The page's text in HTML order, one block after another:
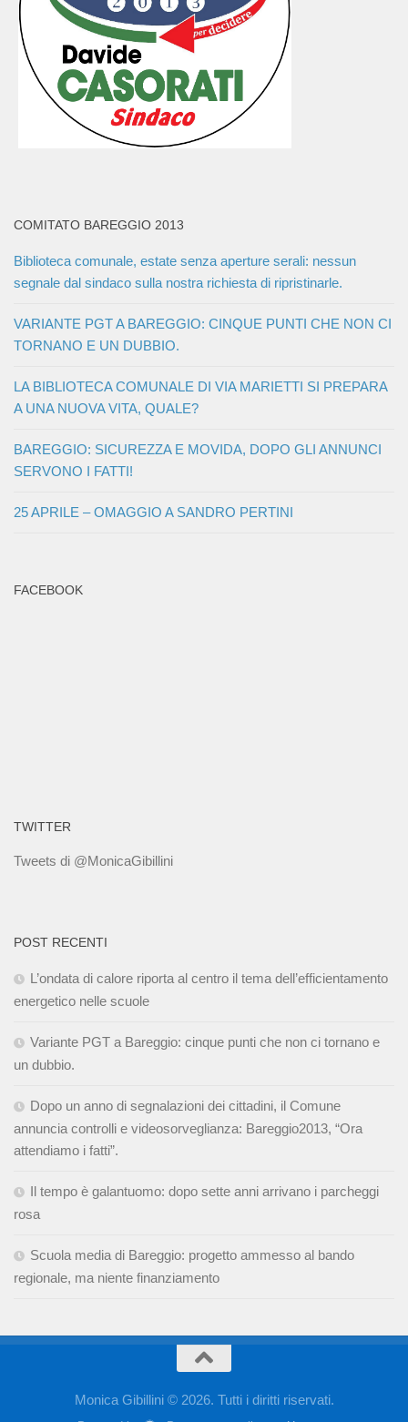
COMITATO BAREGGIO 2013
Biblioteca comunale, estate senza aperture serali: nessun
segnale dal sindaco sulla nostra richiesta di ripristinarle.
VARIANTE PGT A BAREGGIO: CINQUE PUNTI CHE NON CI
TORNANO E UN DUBBIO.
LA BIBLIOTECA COMUNALE DI VIA MARIETTI SI PREPARA
A UNA NUOVA VITA, QUALE?
BAREGGIO: SICUREZZA E MOVIDA, DOPO GLI ANNUNCI
SERVONO I FATTI!
25 APRILE – OMAGGIO A SANDRO PERTINI
FACEBOOK
TWITTER
Tweets di @MonicaGibillini
POST RECENTI
L’ondata di calore riporta al centro il tema dell’efficientamento
energetico nelle scuole
Variante PGT a Bareggio: cinque punti che non ci tornano e
un dubbio.
Dopo un anno di segnalazioni dei cittadini, il Comune
annuncia controlli e videosorveglianza: Bareggio2013, “Ora
attendiamo i fatti”.
Il tempo è galantuomo: dopo sette anni arrivano i parcheggi
rosa
Scuola media di Bareggio: progetto ammesso al bando
regionale, ma niente finanziamento
Monica Gibillini © 2026. Tutti i diritti riservati.